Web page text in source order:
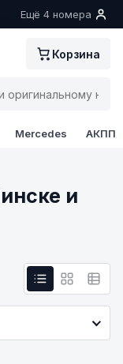
Ещё 4 номера
Корзина
Mercedes АКПП
и